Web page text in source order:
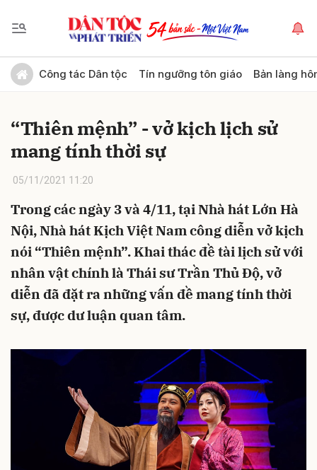
Công tác Dân tộc Tín ngưỡng tôn giáo Bản làng
“Thiên mệnh” - vở kịch lịch sử
mang tính thời sự
05/11/2021 11:20
Trong các ngày 3 và 4/11, tại Nhà hát Lớn Hà
Nội, Nhà hát Kịch Việt Nam công diễn vở kịch
nói “Thiên mệnh”. Khai thác đề tài lịch sử với
nhân vật chính là Thái sư Trần Thủ Độ, vở
diễn đã đặt ra những vấn đề mang tính thời
sự, được dư luận quan tâm.
Gửi bình luận
Hủy Gửi